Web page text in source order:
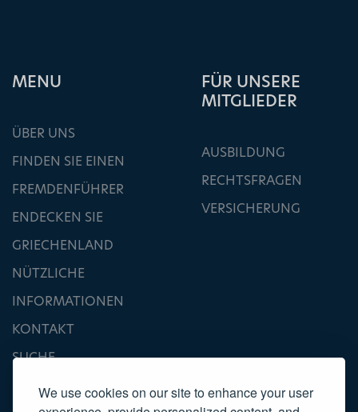
We use cookies on our site to enhance your user
ΜΕΝU
ÜBER UNS
FINDEN SIE EINEN
FREMDENFÜHRER
ENDECKEN SIE
GRIECHENLAND
NÜTZLICHE
INFORMATIONEN
KONTAKT
SUCHE
FÜR UNSERE
MITGLIEDER
AUSBILDUNG
RECHTSFRAGEN
VERSICHERUNG